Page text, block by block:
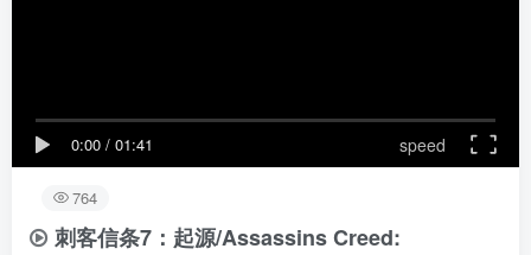
0:00 / 01:41 speed
764
刺客信条7：起源/Assassins Creed: